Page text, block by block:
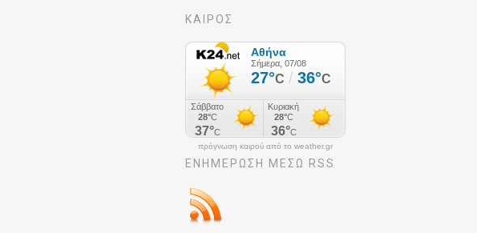
ΚΑΙΡΟΣ
πρόγνωση καιρού από το weather.gr
ΕΝΗΜΈΡΩΣΉ ΜΕΣΩ RSS